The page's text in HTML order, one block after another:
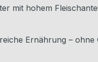
mit hohem
Ernährung – ohne